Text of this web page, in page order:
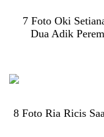
7 Foto Oki
Dua Adik
8 Foto Ria Ricis